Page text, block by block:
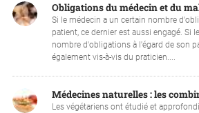
Obligations du médecin et du
Si le médecin a un certain nombre
patient, ce dernier est aussi engagé. Si
nombre d'obligations à l'égard de son
également vis-à-vis du praticien....
Médecines naturelles : les
Les végétariens ont étudié et